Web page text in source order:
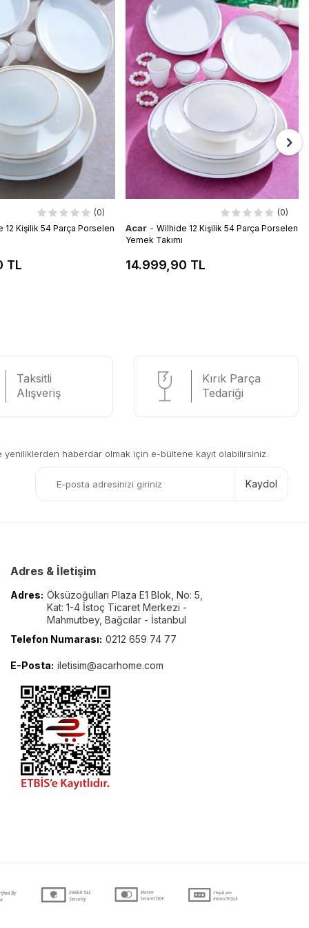
(0)
12 Kişilik 54 Parça Porselen
TL
(0)
Acar - Wilhide 12 Kişilik 54 Parça Porselen
Yemek Takımı
14.999,90 TL
Taksitli
Alışveriş
Kırık Parça
Tedariği
yeniliklerden haberdar olmak için e-bültene kayıt olabilirsiniz.
Kaydol
Adres & İletişim
Adres: Öksüzoğulları Plaza E1 Blok, No: 5,
Kat: 1-4 İstoç Ticaret Merkezi -
Mahmutbey, Bağcılar - İstanbul
Telefon Numarası: 0212 659 74 77
E-Posta: iletisim@acarhome.com